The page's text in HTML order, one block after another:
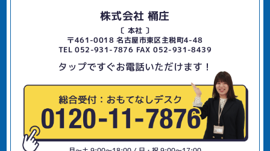
株式会社 桶庄
〔 本社 〕
〒461-0018 名古屋市東区主税町4-48
TEL 052-931-7876 FAX 052-931-8439
タップですぐお電話いただけます！